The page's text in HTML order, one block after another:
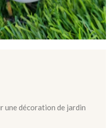
une décoration de jardin